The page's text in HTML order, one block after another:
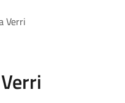
Verri